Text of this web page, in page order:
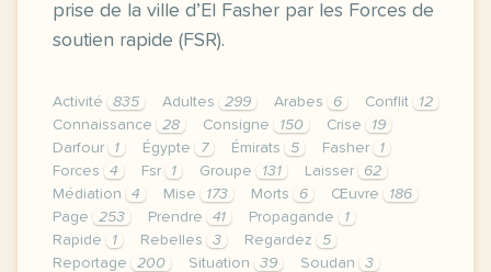
prise de la ville d’El Fasher par les Forces de
soutien rapide (FSR).
Activité 835 Adultes 299 Arabes 6 Conflit
12
Connaissance
28 Consigne 150 Crise
19
Darfour
1 Égypte 7 Émirats 5 Fasher
1
Forces
4 Fsr 1 Groupe 131 Laisser
62
Médiation
4 Mise 173 Morts 6 Œuvre
186
Page
253 Prendre 41 Propagande
1
Rapide
1 Rebelles 3 Regardez
5
Reportage
200 Situation 39 Soudan
3